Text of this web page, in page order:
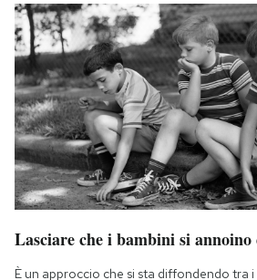
Lasciare che i bambini si annoino
È un approccio che si sta diffondendo tra